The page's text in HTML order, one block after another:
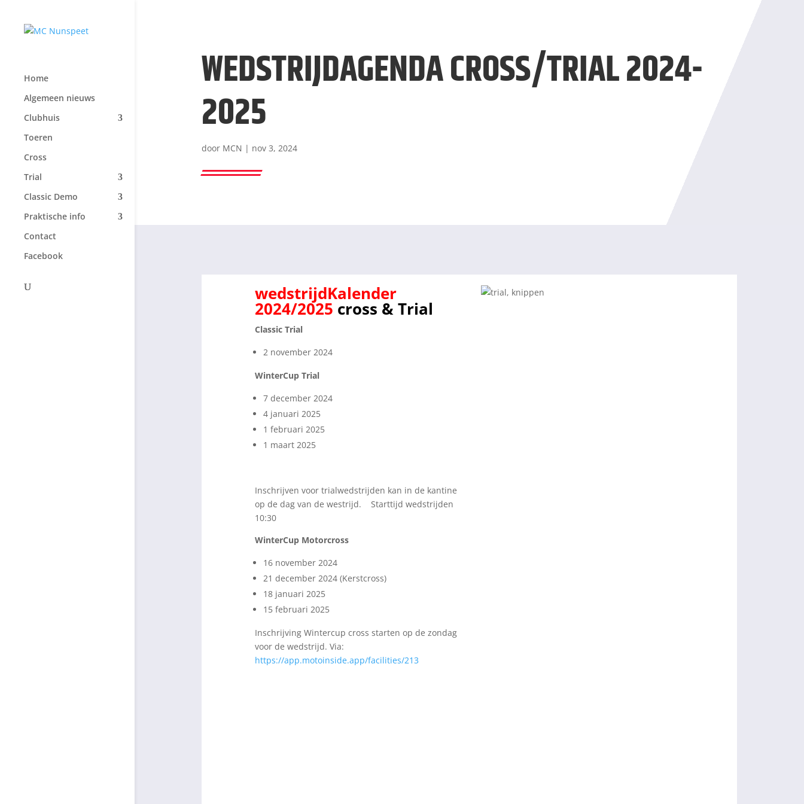
Home
Algemeen nieuws
Clubhuis
Toeren
Cross
Trial
Classic Demo
Praktische info
Contact
Facebook
WEDSTRIJDAGENDA CROSS/TRIAL 2024-
2025
door MCN | nov 3, 2024
wedstrijdKalender
2024/2025 cross & Trial
Classic Trial
2 november 2024
WinterCup Trial
7 december 2024
4 januari 2025
1 februari 2025
1 maart 2025
Inschrijven voor trialwedstrijden kan in de kantine
op de dag van de westrijd. Starttijd wedstrijden
10:30
WinterCup Motorcross
16 november 2024
21 december 2024 (Kerstcross)
18 januari 2025
15 februari 2025
Inschrijving Wintercup cross starten op de zondag
voor de wedstrijd. Via:
https://app.motoinside.app/facilities/213